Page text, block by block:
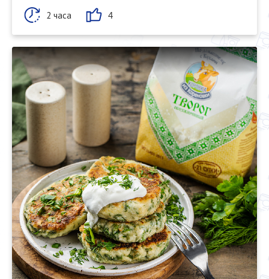
2 часа 4